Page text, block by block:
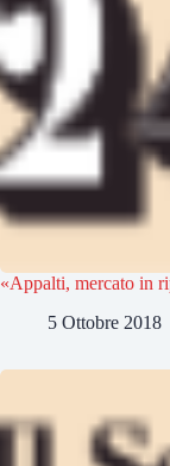
«Appalti, mercato in
5 Ottobre 2018